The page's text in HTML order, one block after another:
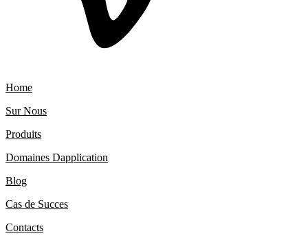
Home
Sur Nous
Produits
Domaines Dapplication
Blog
Cas de Succes
Contacts